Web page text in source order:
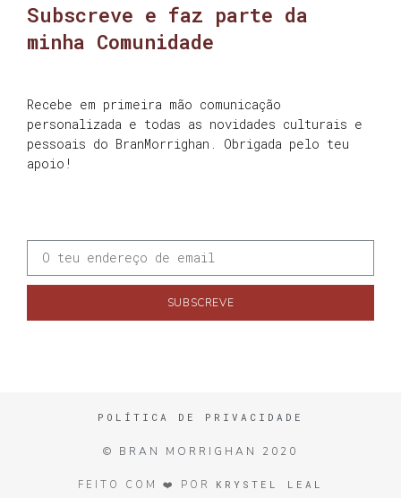
Subscreve e faz parte da
minha Comunidade
Recebe em primeira mão comunicação
personalizada e todas as novidades culturais e
pessoais do BranMorrighan. Obrigada pelo teu
apoio!
SUBSCREVE
POLÍTICA DE PRIVACIDADE
© BRAN MORRIGHAN 2020
FEITO COM ❤️ POR KRYSTEL LEAL